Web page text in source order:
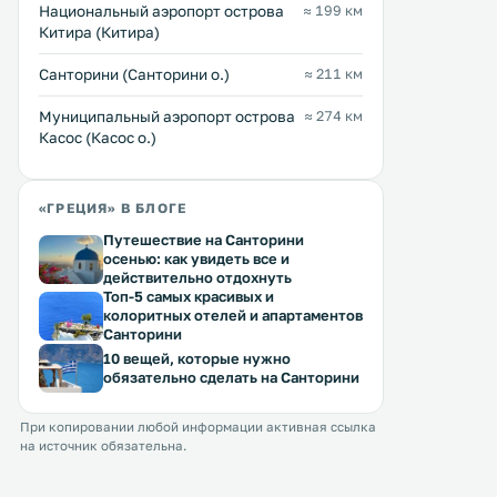
море, общая кухня и крытая
меблированная терраса с
принадлежностями для барбекю. .
чайником. .
Национальный аэропорт острова
Китира (Китира)
≈ 199 км
Санторини (Санторини о.) ≈ 211 км
Муниципальный аэропорт острова
Касос (Касос о.)
≈ 274 км
«ГРЕЦИЯ» В БЛОГЕ
Путешествие на Санторини
осенью: как увидеть все и
действительно отдохнуть
Топ-5 самых красивых и
колоритных отелей и апартаментов
Санторини
10 вещей, которые нужно
обязательно сделать на Санторини
При копировании любой информации активная ссылка
на источник обязательна.